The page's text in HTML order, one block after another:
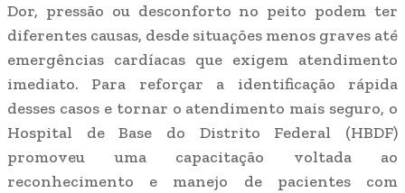
Dor, pressão ou desconforto no peito podem ter
diferentes causas, desde situações menos graves até
emergências cardíacas que exigem atendimento
imediato. Para reforçar a identificação rápida
desses casos e tornar o atendimento mais seguro, o
Hospital de Base do Distrito Federal (HBDF)
promoveu uma capacitação voltada ao
reconhecimento e manejo de pacientes com